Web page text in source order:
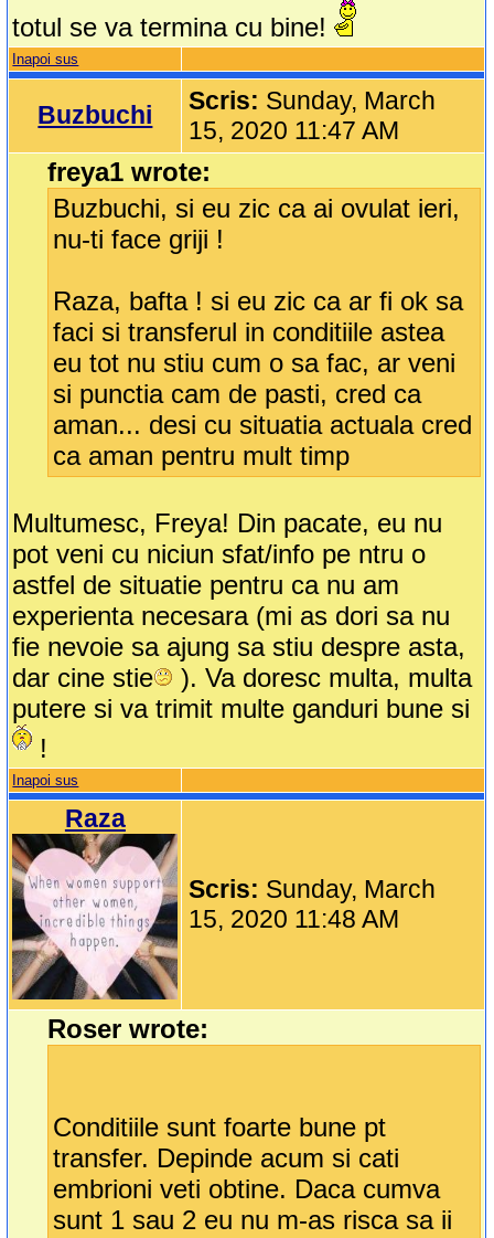
totul se va termina cu bine!
Inapoi sus
Buzbuchi Scris: Sunday, March
15, 2020 11:47 AM
freya1 wrote:
Buzbuchi, si eu zic ca ai ovulat ieri,
nu-ti face griji !
Raza, bafta ! si eu zic ca ar fi ok sa
faci si transferul in conditiile astea
eu tot nu stiu cum o sa fac, ar veni
si punctia cam de pasti, cred ca
aman... desi cu situatia actuala cred
ca aman pentru mult timp
Multumesc, Freya! Din pacate, eu nu
pot veni cu niciun sfat/info pe ntru o
astfel de situatie pentru ca nu am
experienta necesara (mi as dori sa nu
fie nevoie sa ajung sa stiu despre asta,
dar cine stie
). Va doresc multa, multa
putere si va trimit multe ganduri bune si
!
Inapoi sus
Raza
Scris: Sunday, March
15, 2020 11:48 AM
Roser wrote:
Conditiile sunt foarte bune pt
transfer. Depinde acum si cati
embrioni veti obtine. Daca cumva
sunt 1 sau 2 eu nu m-as risca sa ii